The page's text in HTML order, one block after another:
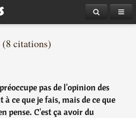
(8 citations)
pas de l'opinion des
à ce que je fais, mais de ce que
pense. C'est ça avoir du